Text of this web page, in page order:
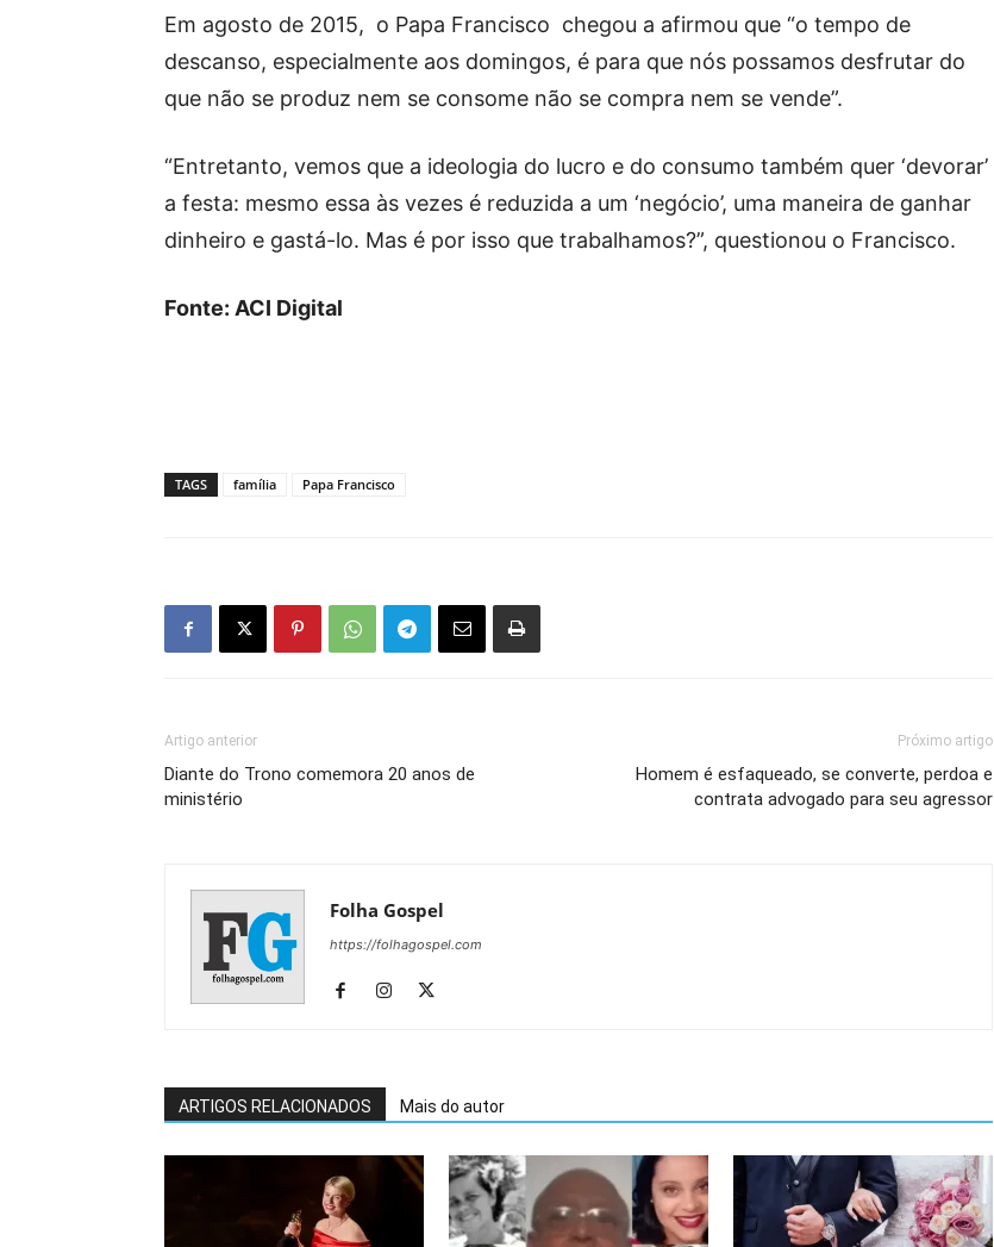
Em agosto de 2015, o Papa Francisco chegou a afirmou que “o tempo de
descanso, especialmente aos domingos, é para que nós possamos desfrutar do
que não se produz nem se consome não se compra nem se vende”.
“Entretanto, vemos que a ideologia do lucro e do consumo também quer ‘devorar’
a festa: mesmo essa às vezes é reduzida a um ‘negócio’, uma maneira de ganhar
dinheiro e gastá-lo. Mas é por isso que trabalhamos?”, questionou o Francisco.
Fonte: ACI Digital
TAGS família Papa Francisco
Artigo anterior
Diante do Trono comemora 20 anos de
ministério
Próximo artigo
Homem é esfaqueado, se converte, perdoa e
contrata advogado para seu agressor
Folha Gospel
https://folhagospel.com
ARTIGOS RELACIONADOS Mais do autor